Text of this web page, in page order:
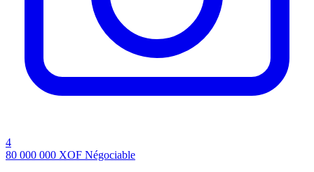
4
80 000 000 XOF Négociable